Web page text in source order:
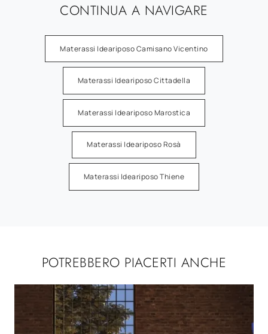
CONTINUA A NAVIGARE
Materassi Ideariposo Camisano Vicentino
Materassi Ideariposo Cittadella
Materassi Ideariposo Marostica
Materassi Ideariposo Rosà
Materassi Ideariposo Thiene
POTREBBERO PIACERTI ANCHE